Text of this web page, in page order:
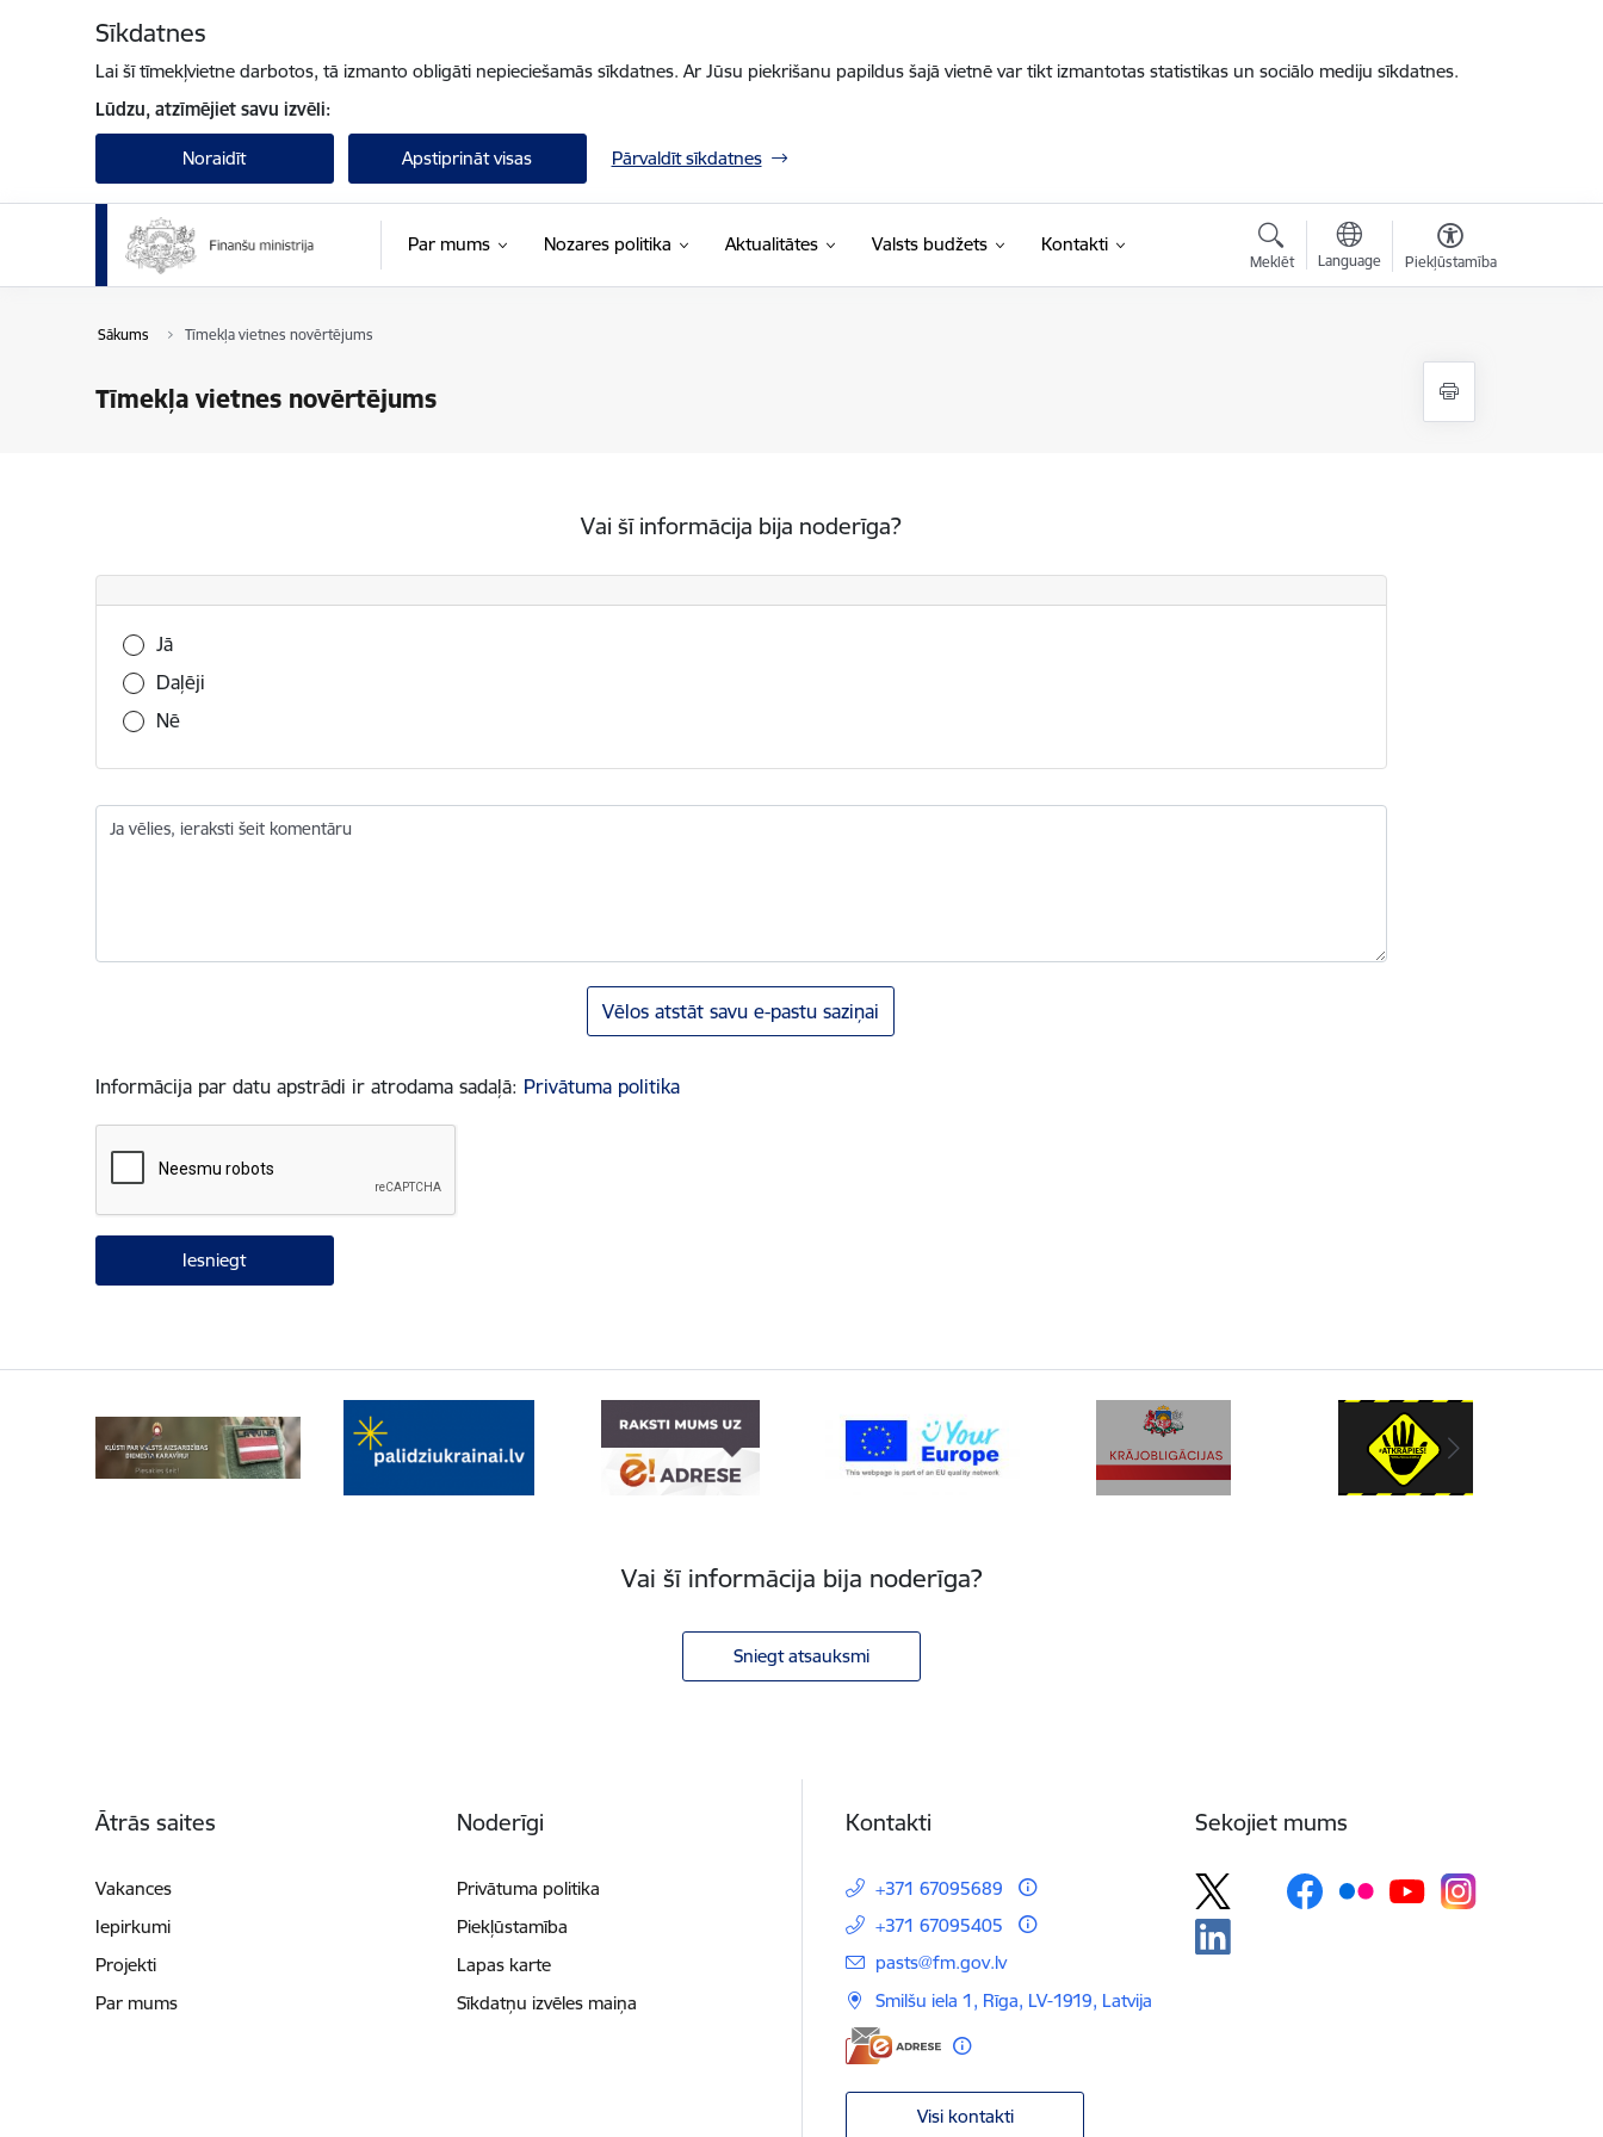
Sīkdatnes
Lai šī tīmekļvietne darbotos, tā izmanto obligāti nepieciešamās sīkdatnes. Ar Jūsu piekrišanu papildus šajā vietnē var tikt izmantotas statistikas un sociālo mediju sīkdatnes.
Lūdzu, atzīmējiet savu izvēli:
Noraidīt Apstiprināt visas Pārvaldīt sīkdatnes
Par mums Nozares politika Aktualitātes Valsts budžets Kontakti
Meklēt Language Piekļūstamība
Sākums Tīmekļa vietnes novērtējums
Tīmekļa vietnes novērtējums
Vai šī informācija bija noderīga?
Vai šī informācija bija noderīga?
Jā
Daļēji
Nē
Ja vēlies, ieraksti šeit komentāru
Vēlos atstāt savu e-pastu saziņai
Informācija par datu apstrādi ir atrodama sadaļā: Privātuma politika
Vai šī informācija bija noderīga?
Sniegt atsauksmi
Ātrās saites
Vakances
Iepirkumi
Projekti
Par mums
Noderīgi
Privātuma politika
Piekļūstamība
Lapas karte
Sīkdatņu izvēles maiņa
Kontakti
+371 67095689
+371 67095405
E-pasts:
pasts@fm.gov.lv
Smilšu iela 1, Rīga, LV-1919, Latvija
Visi kontakti
Sekojiet mums